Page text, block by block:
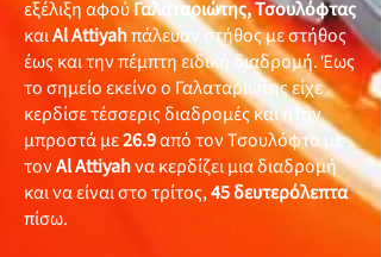
εξέλιξη αφούΓαλαταριώτης, Τσουλόφτας
καιAl Attiyahπάλευαν στήθος με στήθος
έως και την πέμπτη ειδική διαδρομή. Έως
το σημείο εκείνο ο Γαλαταριώτης είχε
κερδίσε τέσσερις διαδρομές και ήταν
μπροστά με26.9από τον Τσουλόφτα με
τονAl Attiyahνα κερδίζει μια διαδρομή
και να είναι στο τρίτος,45δευτερόλεπτα
πίσω.